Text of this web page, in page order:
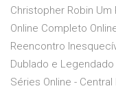
Christopher Robin
Online Completo
Reencontro
Dublado e Legendado
Séries Online -